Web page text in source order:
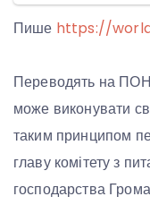
Пише https://
Переводять на ПОН
може виконувати
таким принципом
главу комітету з
господарства